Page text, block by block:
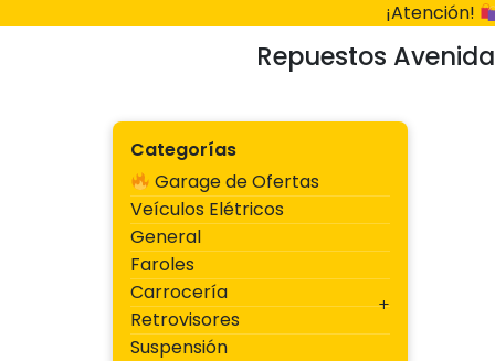
¡Atención!
Repuestos Avenida
Categorías
Garage de Ofertas
Veículos Elétricos
General
Faroles
Carrocería
Retrovisores
Suspensión